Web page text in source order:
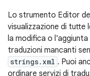
Lo strumento Editor
visualizzazione di
la modifica o
traduzioni mancanti
strings.xml . Puoi
ordinare servizi di